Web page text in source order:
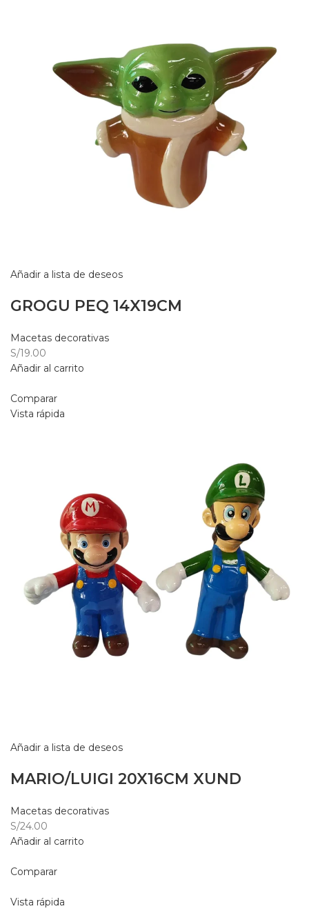
Añadir a lista de deseos
GROGU PEQ 14X19CM
Macetas decorativas
S/19.00
Añadir al carrito
Comparar
Vista rápida
Añadir a lista de deseos
MARIO/LUIGI 20X16CM XUND
Macetas decorativas
S/24.00
Añadir al carrito
Comparar
Vista rápida